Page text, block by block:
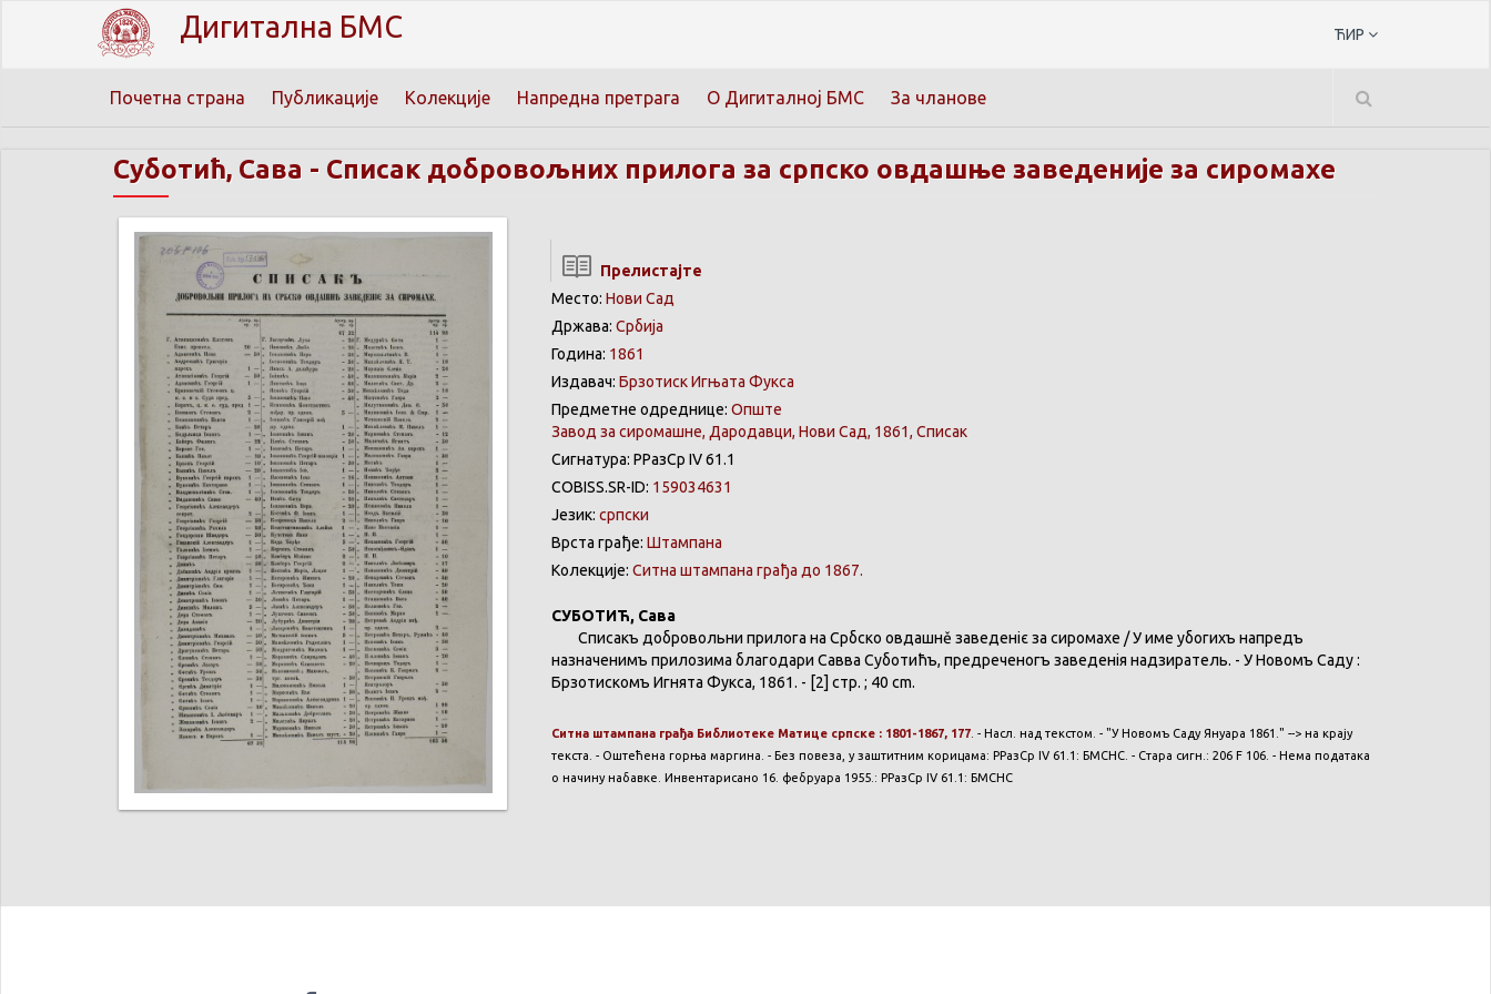
Дигитална БМС ЋИР
Почетна страна Публикације Колекције Напредна претрага О Дигиталној БМС За чланове
Суботић, Сава - Списак добровољних прилога за српско овдашње заведеније за сиромахе
Прелистајте
Место: Нови Сад
Држава: Србија
Година: 1861
Издавач: Брзотиск Игњата Фукса
Предметне одреднице: Oпште
Завод за сиромашне, Дародавци, Нови Сад, 1861, Списак
Сигнатура: РРазСр IV 61.1
COBISS.SR-ID: 159034631
Језик: српски
Врста грађе: Штампана
Колекције: Ситна штампана грађа до 1867.
СУБОТИЋ, Сава
Списакъ добровольни прилога на Србско овдашнě заведеніє за сиромахе / У име убогихъ напредъ
назначенимъ прилозима благодари Савва Суботићъ, предреченогъ заведенія надзиратель. - У Новомъ Саду :
Брзотискомъ Игнята Фукса, 1861. - [2] стр. ; 40 cm.
Ситна штампана грађа Библиотеке Матице српске : 1801-1867, 177 . - Насл. над текстом. - "У Новомъ Саду Януара 1861." --> на крају
текста. - Оштећена горња маргина. - Без повеза, у заштитним корицама: РРазСр IV 61.1: БМСНС. - Стара сигн.: 206 F 106. - Нема података
о начину набавке. Инвентарисано 16. фебруара 1955.: РРазСр IV 61.1: БМСНС